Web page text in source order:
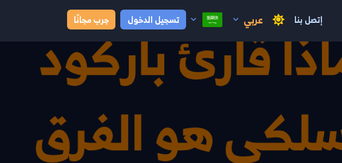
إتصل بنا عربي تسجيل الدخول جرب مجانًا